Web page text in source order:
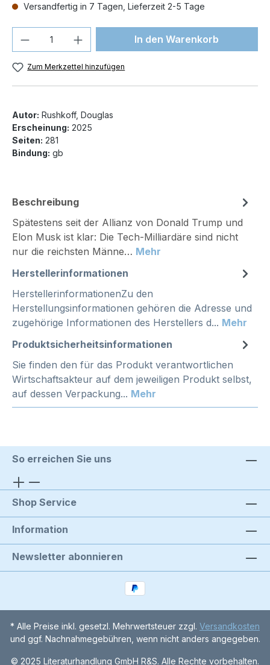
Versandfertig in 7 Tagen, Lieferzeit 2-5 Tage
Produkt Anzahl: Gib denIn den Warenkorb
Zum Merkzettel hinzufügen
Autor: Rushkoff, Douglas
Erscheinung: 2025
Seiten: 281
Bindung: gb
Beschreibung
Spätestens seit der Allianz von Donald Trump und
Elon Musk ist klar: Die Tech-Milliardäre sind nicht
nur die reichsten Männe… Mehr
Herstellerinformationen
HerstellerinformationenZu den
Herstellungsinformationen gehören die Adresse und
zugehörige Informationen des Herstellers d... Mehr
Produktsicherheitsinformationen
Sie finden den für das Produkt verantwortlichen
Wirtschaftsakteur auf dem jeweiligen Produkt selbst,
auf dessen Verpackung... Mehr
So erreichen Sie uns
Shop Service
Information
Newsletter abonnieren
* Alle Preise inkl. gesetzl. Mehrwertsteuer zzgl. Versandkosten
und ggf. Nachnahmegebühren, wenn nicht anders angegeben.
© 2025 Literaturhandlung GmbH R&S. Alle Rechte vorbehalten.